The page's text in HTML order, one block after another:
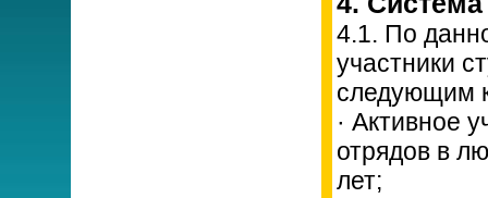
4.1. По
участники
следующим
· Активное
отрядов в
лет;